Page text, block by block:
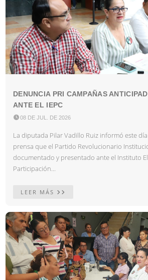
DENUNCIA PRI CAMPAÑAS
ANTE EL IEPC
08 DE JUL. DE 2026
La diputada Pilar Vadillo Ruiz informó este
prensa que el Partido Revolucionario
documentado y presentado ante el Instituto
Participación...
LEER MÁS